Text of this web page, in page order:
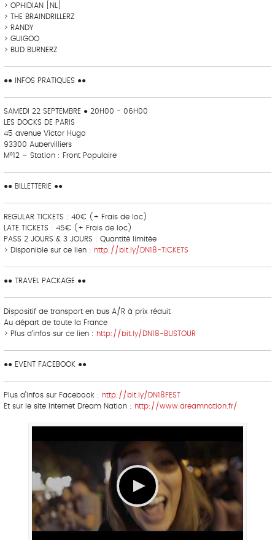
> OPHIDIAN [NL]
> THE BRAINDRILLERZ
> RANDY
> GUIGOO
> BUD BURNERZ
●● INFOS PRATIQUES ●●
SAMEDI 22 SEPTEMBRE ● 20H00 - 06H00
LES DOCKS DE PARIS
45 avenue Victor Hugo
93300 Aubervilliers
M°12 – Station : Front Populaire
●● BILLETTERIE ●●
REGULAR TICKETS : 40€ (+ Frais de loc)
LATE TICKETS : 45€ (+ Frais de loc)
PASS 2 JOURS & 3 JOURS : Quantité limitée
> Disponible sur ce lien : http://bit.ly/DN18-TICKETS
●● TRAVEL PACKAGE ●●
Dispositif de transport en bus A/R à prix réduit
Au départ de toute la France
> Plus d’infos sur ce lien : http://bit.ly/DN18-BUSTOUR
●● EVENT FACEBOOK ●●
Plus d’infos sur Facebook : http://bit.ly/DN18FEST
Et sur le site Internet Dream Nation : http://www.dreamnation.fr/